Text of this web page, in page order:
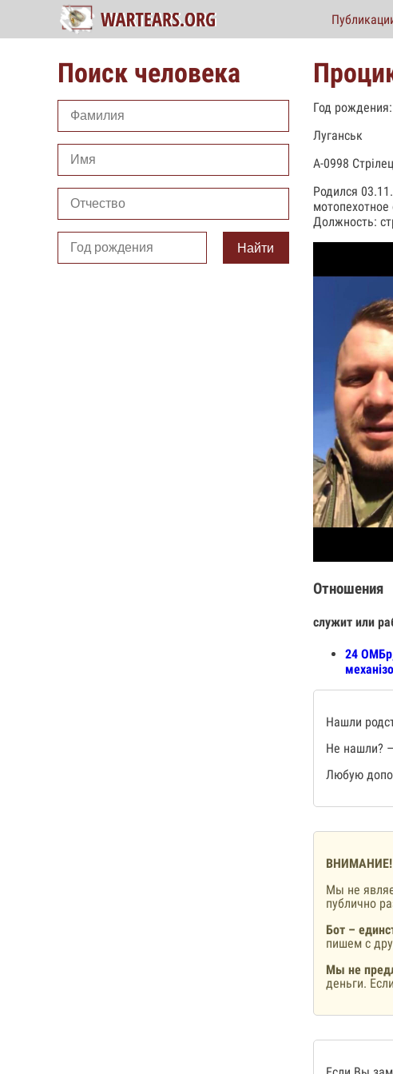
Поиск человека
Найти
Год
Луганськ
А-0998
Родился
Должность:
Отношения
служит или
24
Нашли
Не нашли?
Любую
ВНИМАНИЕ!
Мы не
публично
Бот –
пишем с
Мы не
деньги.